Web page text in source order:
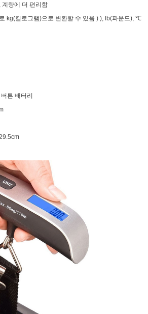
계량에 더 편리함
kg(킬로그램)으로 변환할 수 있음 ) ), lb(파운드), ℃
튼 배터리